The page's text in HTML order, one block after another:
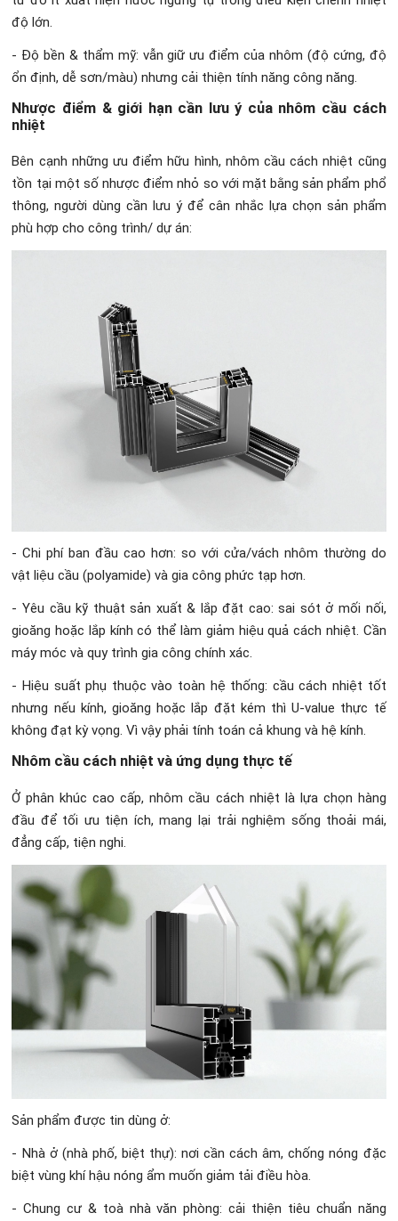
độ lớn.
- Độ bền & thẩm mỹ: vẫn giữ ưu điểm của nhôm (độ cứng, độ
ổn định, dễ sơn/màu) nhưng cải thiện tính năng công năng.
Nhược điểm & giới hạn cần lưu ý của nhôm cầu cách
nhiệt
Bên cạnh những ưu điểm hữu hình, nhôm cầu cách nhiệt cũng
tồn tại một số nhược điểm nhỏ so với mặt bằng sản phẩm phổ
thông, người dùng cần lưu ý để cân nhắc lựa chọn sản phẩm
phù hợp cho công trình/ dự án:
- Chi phí ban đầu cao hơn: so với cửa/vách nhôm thường do
vật liệu cầu (polyamide) và gia công phức tạp hơn.
- Yêu cầu kỹ thuật sản xuất & lắp đặt cao: sai sót ở mối nối,
gioăng hoặc lắp kính có thể làm giảm hiệu quả cách nhiệt. Cần
máy móc và quy trình gia công chính xác.
- Hiệu suất phụ thuộc vào toàn hệ thống: cầu cách nhiệt tốt
nhưng nếu kính, gioăng hoặc lắp đặt kém thì U-value thực tế
không đạt kỳ vọng. Vì vậy phải tính toán cả khung và hệ kính.
Nhôm cầu cách nhiệt và ứng dụng thực tế
Ở phân khúc cao cấp, nhôm cầu cách nhiệt là lựa chọn hàng
đầu để tối ưu tiện ích, mang lại trải nghiệm sống thoải mái,
đẳng cấp, tiện nghi.
Sản phẩm được tin dùng ở:
- Nhà ở (nhà phố, biệt thự): nơi cần cách âm, chống nóng đặc
biệt vùng khí hậu nóng ẩm muốn giảm tải điều hòa.
- Chung cư & toà nhà văn phòng: cải thiện tiêu chuẩn năng